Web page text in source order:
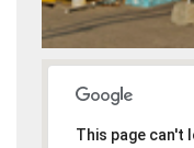
This page can't